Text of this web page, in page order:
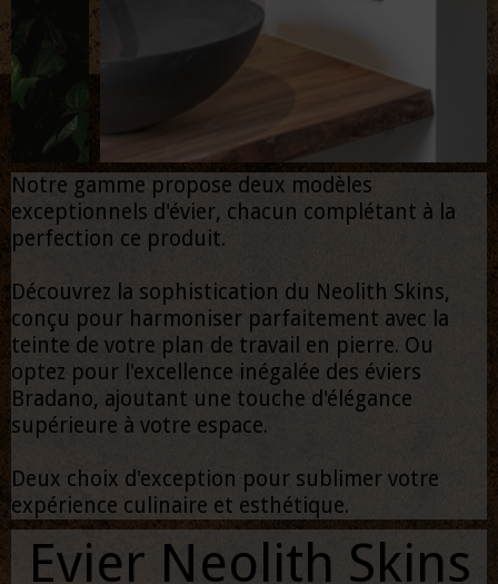
Notre gamme propose deux modèles
exceptionnels d'évier, chacun complétant à la
perfection ce produit.
Découvrez la sophistication du Neolith Skins,
conçu pour harmoniser parfaitement avec la
teinte de votre plan de travail en pierre. Ou
optez pour l'excellence inégalée des éviers
Bradano, ajoutant une touche d'élégance
supérieure à votre espace.
Deux choix d'exception pour sublimer votre
expérience culinaire et esthétique.
Evier Neolith Skins